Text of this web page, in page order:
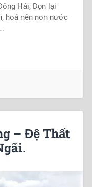
Hải, Dọn lại
hoá nên non nước
– Đệ Thất